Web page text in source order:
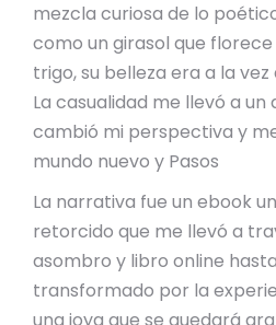
mezcla curiosa de lo
como un girasol que
trigo, su belleza era a la
La casualidad me llevó a
cambió mi perspectiva y
mundo nuevo y Pasos
La narrativa fue un ebook
retorcido que me llevó a
asombro y libro online​
transformado por la